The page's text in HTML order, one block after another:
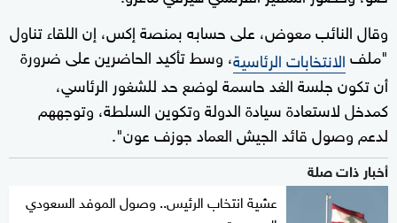
وقال النائب معوض، على حسابه بمنصة إكس، إن اللقاء تناول
"ملفالانتخابات الرئاسية، وسط تأكيد الحاضرين على ضرورة
أن تكون جلسة الغد حاسمة لوضع حد للشغور الرئاسي،
كمدخل لاستعادة سيادة الدولة وتكوين السلطة، وتوجههم
لدعم وصول قائد الجيش العماد جوزف عون".
أخبار ذات صلة
عشية انتخاب الرئيس.. وصول الموفد السعودي